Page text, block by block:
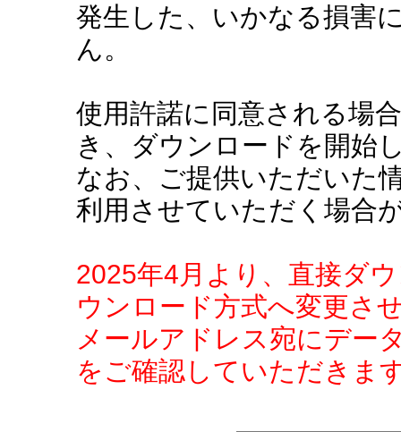
発生した、いかなる損害
ん。
使用許諾に同意される場
き、ダウンロードを開始
なお、ご提供いただいた
利用させていただく場合
2025年4月より、直接ダ
ウンロード方式へ変更さ
メールアドレス宛にデー
をご確認していただきま